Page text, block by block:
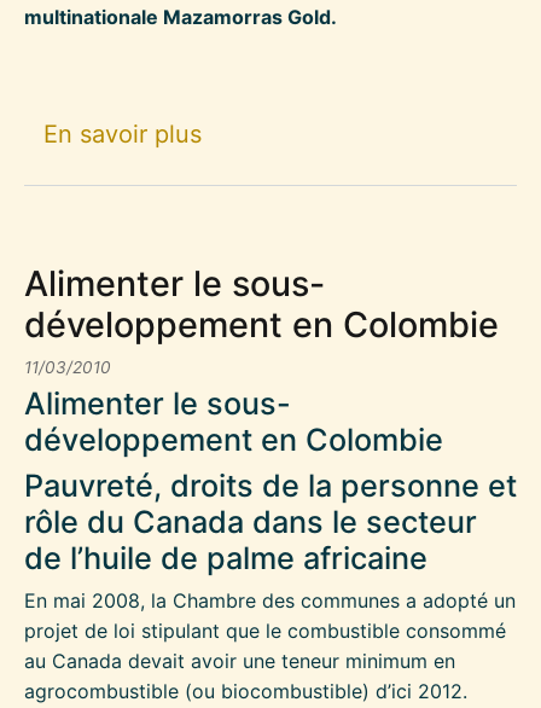
multinationale Mazamorras Gold.
En savoir plussur Des communautés
Alimenter le sous-
développement en Colombie
11/03/2010
Alimenter le sous-
développement en Colombie
Pauvreté, droits de la personne et
rôle du Canada dans le secteur
de l’huile de palme africaine
En mai 2008, la Chambre des communes a adopté un
projet de loi stipulant que le combustible consommé
au Canada devait avoir une teneur minimum en
agrocombustible (ou biocombustible) d’ici 2012.